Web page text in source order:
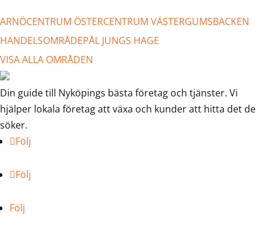
ARNÖCENTRUM ÖSTERCENTRUM VÄSTERGUMSBACKEN
HANDELSOMRÅDEPÅL JUNGS HAGE
VISA ALLA OMRÅDEN
Din guide till Nyköpings bästa företag och tjänster. Vi
hjälper lokala företag att växa och kunder att hitta det de
söker.
Följ
Följ
Följ